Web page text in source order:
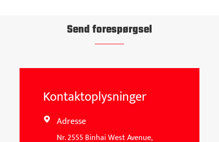
Send forespørgsel
Kontaktoplysninger
 Adresse
Nr. 2555 Binhai West Avenue,